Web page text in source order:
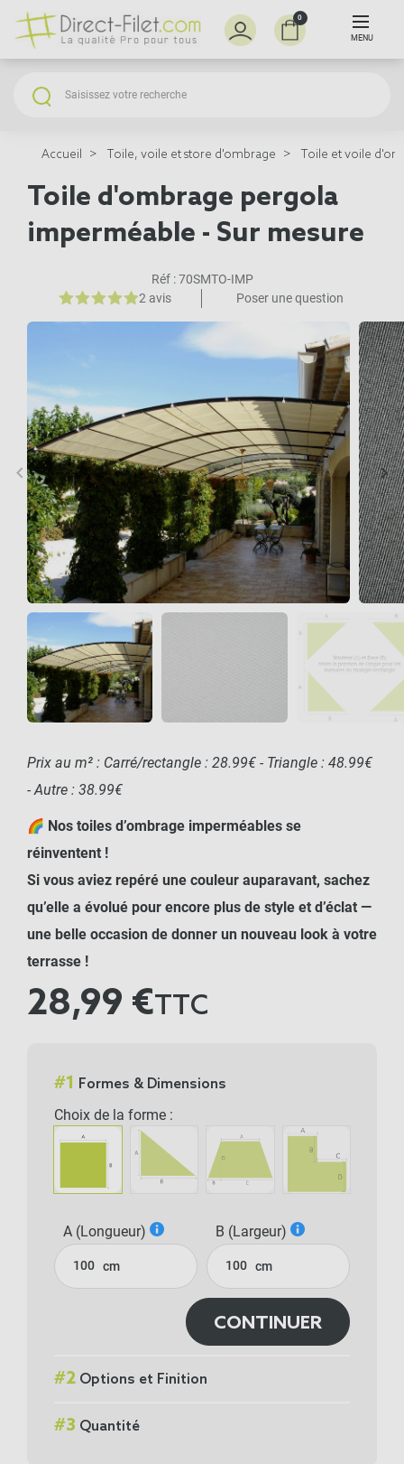
0
MENU
Accueil Toile, voile et store d'ombrage Toile et voile
Toile d'ombrage pergola
imperméable - Sur mesure
Réf :70SMTO-IMP
2 avis
Poser une question
Précédent
keyboard_arrow_left keyboard_arrow_right
Prix au m² : Carré/rectangle : 28.99€ - Triangle : 48.99€
- Autre : 38.99€
🌈 Nos toiles d’ombrage imperméables se
réinventent !
Si vous aviez repéré une couleur auparavant, sachez
qu’elle a évolué pour encore plus de style et d’éclat —
une belle occasion de donner un nouveau look à votre
terrasse !
28,99 €TTC
#1 Formes & Dimensions
Choix de la forme :
A (Longueur)
cm
B (Largeur)
cm
CONTINUER
#2 Options et Finition
#3 Quantité